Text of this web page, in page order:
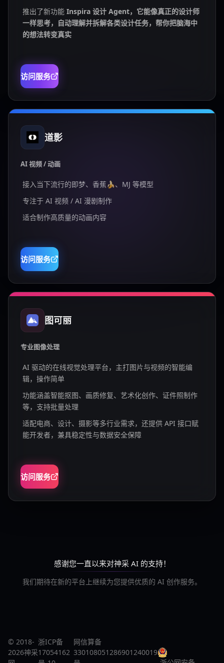
推出了新功能 Inspira 设计 Agent，它能像真正的设计师
一样思考，自动理解并拆解各类设计任务，帮你把脑海中
的想法转变真实
访问服务
道影
AI 视频 / 动画
接入当下流行的即梦、香蕉🍌、MJ 等模型
专注于 AI 视频 / AI 漫剧制作
适合制作高质量的动画内容
访问服务
图可丽
专业图像处理
AI 驱动的在线视觉处理平台，主打图片与视频的智能编
辑，操作简单
功能涵盖智能抠图、画质修复、艺术化创作、证件照制作
等，支持批量处理
适配电商、设计、摄影等多行业需求，还提供 API 接口赋
能开发者，兼具稳定性与数据安全保障
访问服务
感谢您一直以来对神采 AI 的支持！
我们期待在新的平台上继续为您提供优质的 AI 创作服务。
© 2018-
2026神采
浙ICP备
17054162
网信算备
330108051286901240019